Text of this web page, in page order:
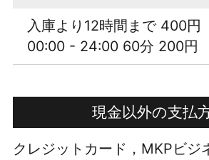
入庫より12時間まで 400円
00:00 - 24:00 60分 200円
現金以外の支払
クレジットカード，MKPビジ